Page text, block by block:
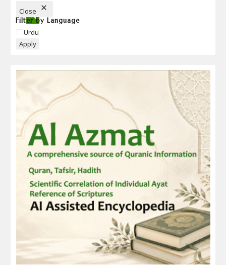
Close
Filter by Language
Language
Urdu
Apply